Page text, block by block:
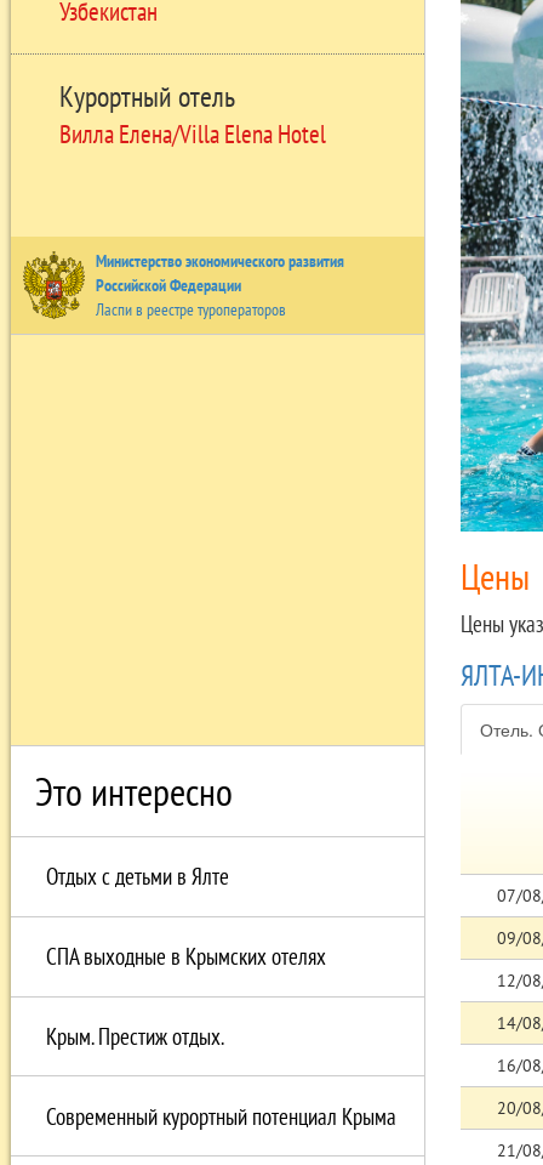
Узбекистан
Курортный отель
Вилла Елена/Villa Elena Hotel
Министерство экономического развития
Российской Федерации
Ласпи в реестре туроператоров
Это интересно
Отдых с детьми в Ялте
СПА выходные в Крымских отелях
Крым. Престиж отдых.
Современный курортный потенциал Крыма
Цены
Цены
ЯЛТА-
Отель.
07/
09/
12/
14/
16/
20/
21/